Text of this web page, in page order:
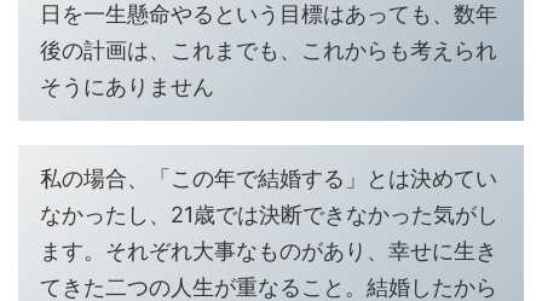
日を一生懸命やるという目標はあっても、数年
後の計画は、これまでも、これからも考えられ
そうにありません
私の場合、「この年で結婚する」とは決めてい
なかったし、21歳では決断できなかった気がし
ます。それぞれ大事なものがあり、幸せに生き
てきた二つの人生が重なること。結婚したから